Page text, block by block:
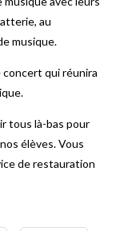
au
musique.
concert qui réunira
tous là-bas pour
élèves. Vous
de restauration